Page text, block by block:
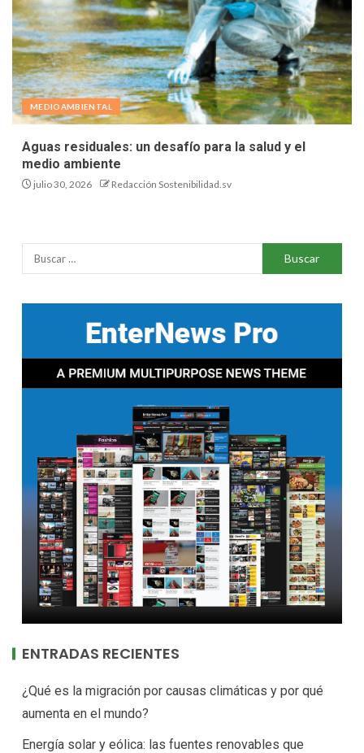
MEDIOAMBIENTAL
Aguas residuales: un desafío para la salud y el
medio ambiente
julio 30, 2026 Redacción Sostenibilidad.sv
ENTRADAS RECIENTES
¿Qué es la migración por causas climáticas y por qué
aumenta en el mundo?
Energía solar y eólica: las fuentes renovables que